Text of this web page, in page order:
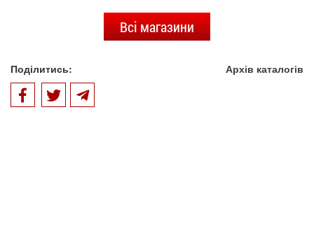
Всі магазини
Поділитись: Архів каталогів